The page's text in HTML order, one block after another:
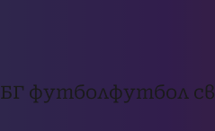
БГ футболфутбол